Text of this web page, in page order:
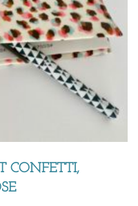
CONFETTI,